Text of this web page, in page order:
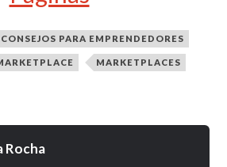
CONSEJOS PARA EMPRENDEDORES
MARKETPLACES
Rocha